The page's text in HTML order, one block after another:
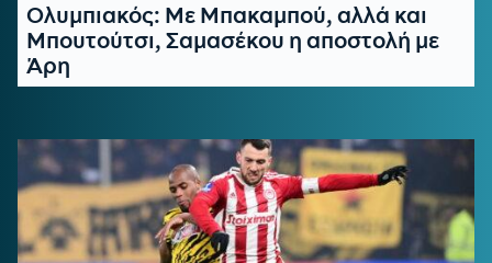
Ολυμπιακός: Με Μπακαμπού, αλλά και
Μπουτούτσι, Σαμασέκου η αποστολή με
Άρη